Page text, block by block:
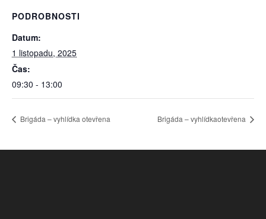
PODROBNOSTI
Datum:
1 listopadu, 2025
Čas:
09:30 - 13:00
Brigáda – vyhlídka otevřena Brigáda – vyhlídkaotevřena